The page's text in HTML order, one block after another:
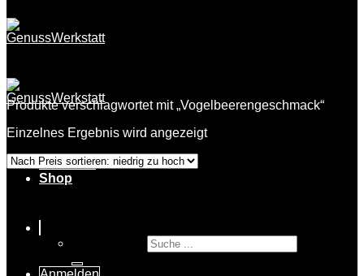
Über uns
Shop
Produkte verschlagwortet mit „Vogelbeerengeschmack“
Einzelnes Ergebnis wird angezeigt